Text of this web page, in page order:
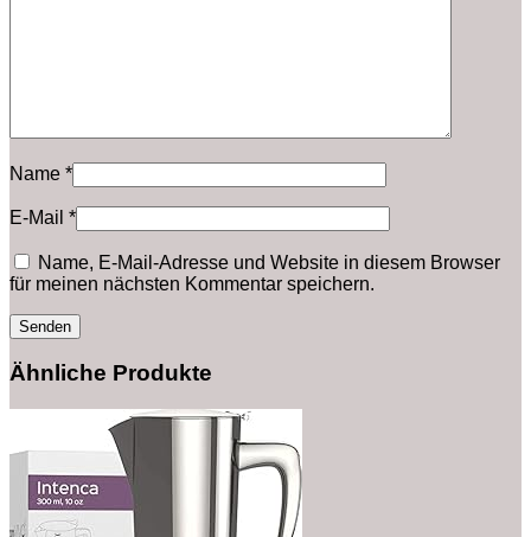
Name *
E-Mail *
Name, E-Mail-Adresse und Website in diesem Browser
für meinen nächsten Kommentar speichern.
Ähnliche Produkte